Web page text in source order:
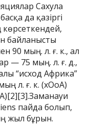
Сахула
да қазіргі
байланысты
90 мың. л. ғ. к., ал
— 75 мың. л. ғ. д.,
“исход Африка”
л. ғ. к. (xOoA)
пайда болып,
жыл бұрын.